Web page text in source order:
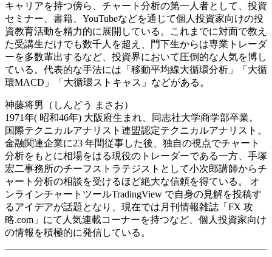
キャリアを持つ傍ら、チャート分析の第一人者として、投資
セミナー、書籍、YouTubeなどを通じて個人投資家向けの投
資教育活動を精力的に展開している。これまでに対面で教え
た受講生だけでも数千人を超え、門下生からは専業トレーダ
ーを多数輩出するなど、投資界において圧倒的な人気を博し
ている。代表的な手法には「移動平均線大循環分析」「大循
環MACD」「大循環ストキャス」などがある。
神藤将男（しんどう まさお）
1971年( 昭和46年) 大阪府生まれ、同志社大学商学部卒業。
国際テクニカルアナリスト連盟認定テクニカルアナリスト。
金融関連企業に23 年間従事した後、独自の視点でチャート
分析をもとに相場をはる現役のトレーダーである一方、手塚
宏二事務所のチーフストラテジストとして小次郎講師からチ
ャート分析の相談を受けるほど絶大な信頼を得ている。 オ
ンラインチャートツールTradingView で自身の見解を投稿す
るアイデアが話題となり、現在では月刊情報雑誌「FX 攻
略.com」にて人気連載コーナーを持つなど、個人投資家向け
の情報を積極的に発信している。